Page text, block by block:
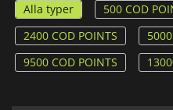
Alla typer 500 COD
2400 COD POINTS
9500 COD POINTS